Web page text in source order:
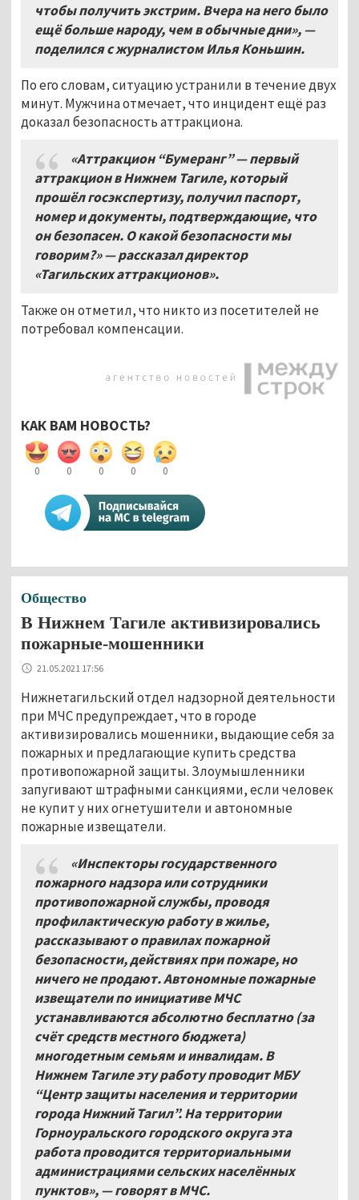
чтобы получить экстрим. Вчера на него было
ещё больше народу, чем в обычные дни», —
поделился с журналистом Илья Коньшин.
По его словам, ситуацию устранили в течение двух
минут. Мужчина отмечает, что инцидент ещё раз
доказал безопасность аттракциона.
«Аттракцион “Бумеранг” — первый
аттракцион в Нижнем Тагиле, который
прошёл госэкспертизу, получил паспорт,
номер и документы, подтверждающие, что
он безопасен. О какой безопасности мы
говорим?» — рассказал директор
«Тагильских аттракционов».
Также он отметил, что никто из посетителей не
потребовал компенсации.
КАК ВАМ НОВОСТЬ?
0 0 0 0 0
Общество
В Нижнем Тагиле активизировались
пожарные-мошенники
21.05.2021 17:56
Нижнетагильский отдел надзорной деятельности
при МЧС предупреждает, что в городе
активизировались мошенники, выдающие себя за
пожарных и предлагающие купить средства
противопожарной защиты. Злоумышленники
запугивают штрафными санкциями, если человек
не купит у них огнетушители и автономные
пожарные извещатели.
«Инспекторы государственного
пожарного надзора или сотрудники
противопожарной службы, проводя
профилактическую работу в жилье,
рассказывают о правилах пожарной
безопасности, действиях при пожаре, но
ничего не продают. Автономные пожарные
извещатели по инициативе МЧС
устанавливаются абсолютно бесплатно (за
счёт средств местного бюджета)
многодетным семьям и инвалидам. В
Нижнем Тагиле эту работу проводит МБУ
“Центр защиты населения и территории
города Нижний Тагил”. На территории
Горноуральского городского округа эта
работа проводится территориальными
администрациями сельских населённых
пунктов», — говорят в МЧС.